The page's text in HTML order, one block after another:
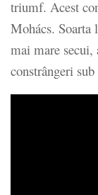
triumf. Acest
Mohács. Soarta
mai mare secui,
constrângeri